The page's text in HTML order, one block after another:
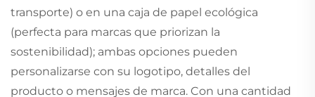
transporte) o en una caja de papel ecológica
(perfecta para marcas que priorizan la
sostenibilidad); ambas opciones pueden
personalizarse con su logotipo, detalles del
producto o mensajes de marca. Con una cantidad